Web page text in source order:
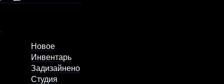
Новое
Инвентарь
Задизайнено
Студия